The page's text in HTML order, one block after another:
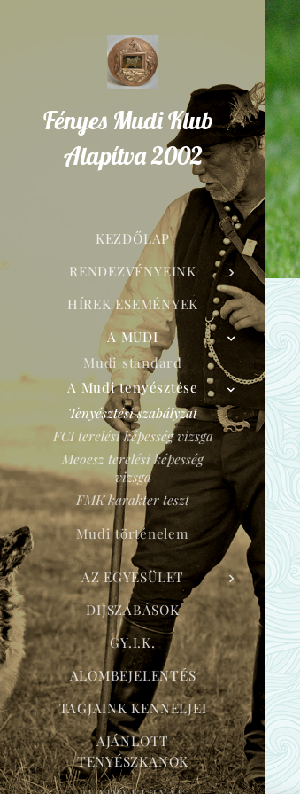
Fényes Mudi Klub
Alapítva 2002
KEZDŐLAP
RENDEZVÉNYEINK
HÍREK ESEMÉNYEK
A MUDI
Mudi standard
A Mudi tenyésztése
Tenyésztési szabályzat
FCI terelési képesség vizsga
Meoesz terelési képesség
vizsga
FMK karakter teszt
Mudi történelem
AZ EGYESÜLET
DIJSZABÁSOK
GY.I.K.
ALOMBEJELENTÉS
TAGJAINK KENNELJEI
AJÁNLOTT
TENYÉSZKANOK